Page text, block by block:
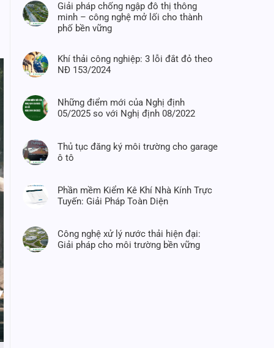
Giải pháp chống ngập đô thị thông
minh – công nghệ mở lối cho thành
phố bền vững
Khí thải công nghiệp: 3 lỗi đắt đỏ theo
NĐ 153/2024
Những điểm mới của Nghị định
05/2025 so với Nghị định 08/2022
Thủ tục đăng ký môi trường cho garage
ô tô
Phần mềm Kiểm Kê Khí Nhà Kính Trực
Tuyến: Giải Pháp Toàn Diện
Công nghệ xử lý nước thải hiện đại:
Giải pháp cho môi trường bền vững